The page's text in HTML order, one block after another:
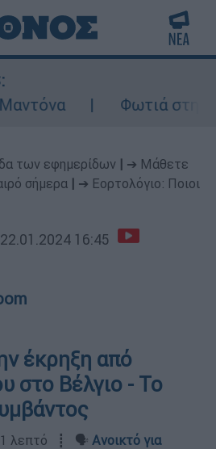
Φωτιά στη
των εφημερίδων
➔ Μάθετε
σήμερα
➔ Εορτολόγιο: Ποιοι
22.01.2024 16:45
έκρηξη από
στο Βέλγιο - Το
1 λεπτό ┋ 🗣️ Ανοικτό για